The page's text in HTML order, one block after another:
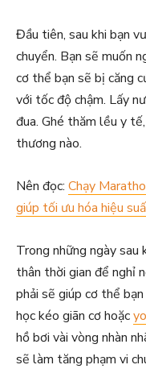
Đầu tiên, sau khi bạn
chuyển. Bạn sẽ muốn
cơ thể bạn sẽ bị căng
với tốc độ chậm. Lấy
đua. Ghé thăm lều y
thương nào.
Nên đọc: Chạy
giúp tối ưu hóa hiệu
Trong những ngày sau
thân thời gian để nghỉ
phải sẽ giúp cơ thể
học kéo giãn cơ hoặc
hồ bơi vài vòng nhàn
sẽ làm tăng phạm vi